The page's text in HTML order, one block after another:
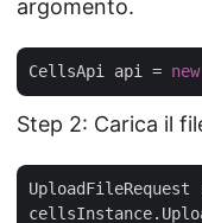
argomento.
CellsApi api = new
Step 2: Carica il
UploadFileRequest